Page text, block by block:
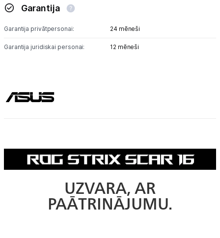
Garantija
Garantija privātpersonai: 24 mēneši
Garantija juridiskai personai: 12 mēneši
UZVARA, AR
PAĀTRINĀJUMU.